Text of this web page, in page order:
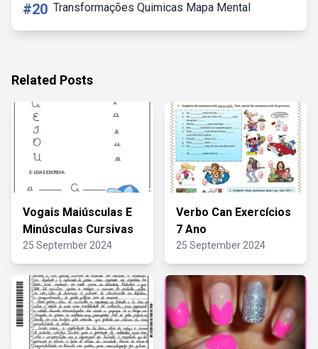
#20 Transformações Quimicas Mapa Mental
Related Posts
Vogais Maiúsculas E
Minúsculas Cursivas
25 September 2024
Verbo Can Exercícios
7 Ano
25 September 2024